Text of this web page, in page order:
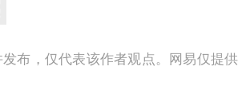
布，仅代表该作者观点。网易仅提供